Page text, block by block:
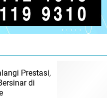
Prestasi,
di